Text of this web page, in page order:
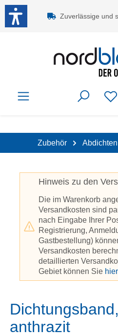
Zum Hauptinhalt springen
Zuverlässige und
Zubehör Abdichten
Hinweis zu den
Die im Warenkorb
Versandkosten sind
nach Eingabe Ihrer
Registrierung,
Gastbestellung)
Versandkosten
detaillierten
Gebiet können Sie hier
anthrazit